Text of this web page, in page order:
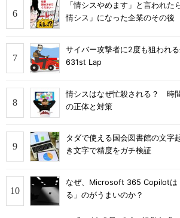
「情シスやめます」と言われ
情シス」になった企業のその後
サイバー攻撃者に2度も狙われ
631st Lap
情シスはなぜ忙殺される？ 時
の正体と対策
タダで使える国会図書館の文字
き文字で精度をガチ検証
なぜ、Microsoft 365 Copilotは
る」のがうまいのか？